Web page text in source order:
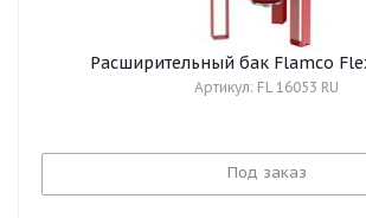
Расширительный бак Flamco
Артикул: FL 16053 RU
Под заказ